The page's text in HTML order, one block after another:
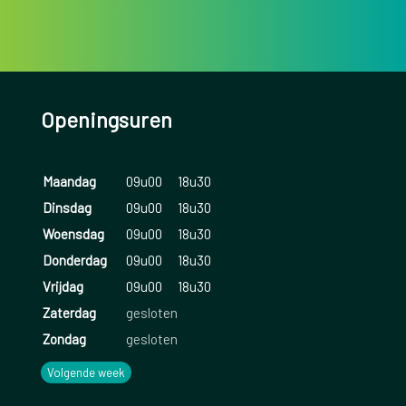
Openingsuren
Maandag 09u00
18u30
Dinsdag
09u00
18u30
Woensdag
09u00
18u30
Donderdag
09u00
18u30
Vrijdag
09u00
18u30
Zaterdag
gesloten
Zondag
gesloten
Volgende week